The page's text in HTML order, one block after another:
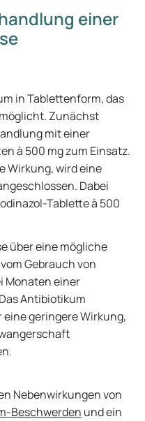
einer
in Tablettenform, das
Zunächst
mit einer
à 500 mg zum Einsatz.
Wirkung, wird eine
Dabei
Tablette à 500
über eine mögliche
Gebrauch von
Monaten einer
Antibiotikum
geringere Wirkung,
Nebenwirkungen von
Beschwerden und ein